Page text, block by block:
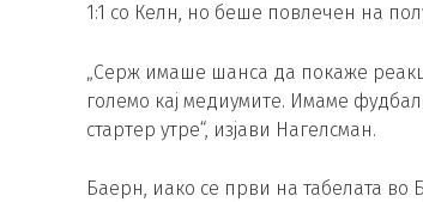
1:1 со Келн, но беше повлечен на
„Серж имаше шанса да покаже
големо кај медиумите. Имаме
стартер утре“, изјави Нагелсман.
Баерн, иако се први на табелата во